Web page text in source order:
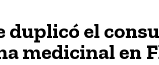
duplicó el
medicinal en